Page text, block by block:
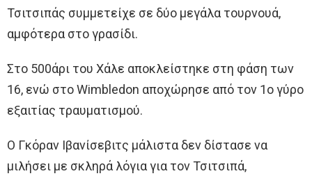
Τσιτσιπάς συμμετείχε σε δύο μεγάλα τουρνουά,
αμφότερα στο γρασίδι.
Στο 500άρι του Χάλε αποκλείστηκε στη φάση των
16, ενώ στο Wimbledon αποχώρησε από τον 1ο γύρο
εξαιτίας τραυματισμού.
Ο Γκόραν Ιβανίσεβιτς μάλιστα δεν δίστασε να
μιλήσει με σκληρά λόγια για τον Τσιτσιπά,